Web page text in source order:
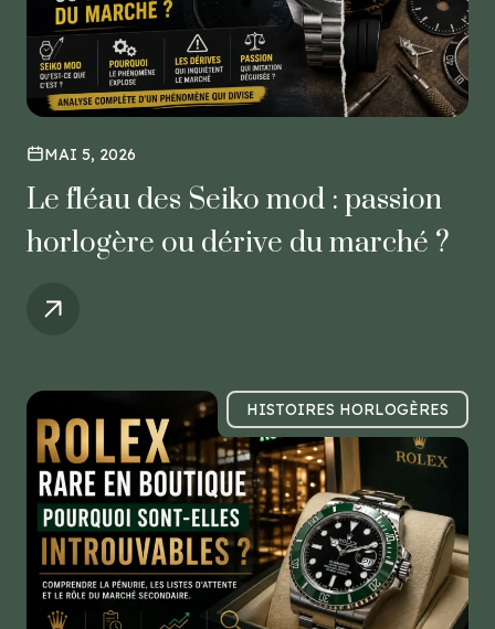
MAI 5, 2026
Le fléau des Seiko mod : passion
horlogère ou dérive du marché ?
HISTOIRES HORLOGÈRES